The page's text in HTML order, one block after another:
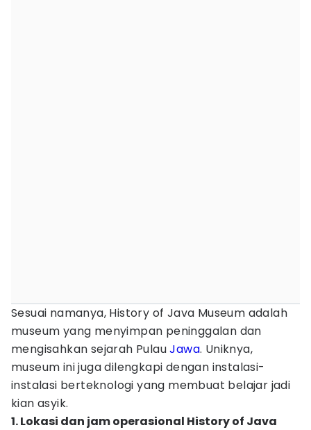
Sesuai namanya, History of Java Museum adalah
museum yang menyimpan peninggalan dan
mengisahkan sejarah PulauJawa. Uniknya,
museum ini juga dilengkapi dengan instalasi-
instalasi berteknologi yang membuat belajar jadi
kian asyik.
1. Lokasi dan jam operasional History of Java